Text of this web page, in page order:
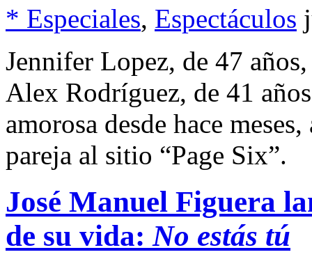
* Especiales, Espectáculos
Jennifer Lopez, de 47
Alex Rodríguez, de 41
amorosa desde hace
pareja al sitio “Page Six”.
José Manuel Figuera
de su vida:No estás tú